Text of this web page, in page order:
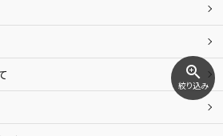
zoom_in
絞り込み